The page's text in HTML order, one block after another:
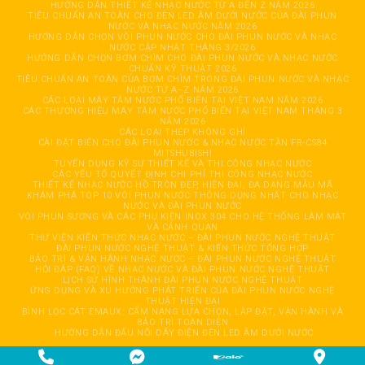
HƯỚNG DẪN THIẾT KẾ NHẠC NƯỚC TỪ A ĐẾN Z NĂM 2026
TIÊU CHUẨN AN TOÀN CHO ĐÈN LED ÂM DƯỚI NƯỚC CỦA ĐÀI PHUN
NƯỚC VÀ NHẠC NƯỚC NĂM 2026
HƯỚNG DẪN CHỌN VÒI PHUN NƯỚC CHO ĐÀI PHUN NƯỚC VÀ NHẠC
NƯỚC CẬP NHẬT THÁNG 3/2026
HƯỚNG DẪN CHỌN BƠM CHÌM CHO ĐÀI PHUN NƯỚC VÀ NHẠC NƯỚC
CHUẨN KỸ THUẬT 2026
TIÊU CHUẨN AN TOÀN CỦA BƠM CHÌM TRONG ĐÀI PHUN NƯỚC VÀ NHẠC
NƯỚC TỪ A–Z NĂM 2026
CÁC LOẠI MÁY TĂM NƯỚC PHỔ BIẾN TẠI VIỆT NAM NĂM 2026
CÁC THƯƠNG HIỆU MÁY TĂM NƯỚC PHỔ BIẾN TẠI VIỆT NAM THÁNG 3
NĂM 2026
CÁC LOẠI THÉP KHÔNG GHỈ
CÀI ĐẶT BIẾN CHO ĐÀI PHUN NƯỚC & NHẠC NƯỚC TẦN FR-CS84
MITSHUBISHI
TUYỂN DỤNG KỸ SƯ THIẾT KẾ VÀ THI CÔNG NHẠC NƯỚC
CÁC YẾU TỐ QUYẾT ĐỊNH CHI PHÍ THI CÔNG NHẠC NƯỚC
THIẾT KẾ NHẠC NƯỚC HỒ TRÒN ĐẸP, HIỆN ĐẠI, ĐA DẠNG MẪU MÃ
KHÁM PHÁ TOP 10 VÒI PHUN NƯỚC THÔNG DỤNG NHẤT CHO NHẠC
NƯỚC VÀ ĐÀI PHUN NƯỚC
VÒI PHUN SƯƠNG VÀ CÁC PHỤ KIỆN INOX 304 CHO HỆ THỐNG LÀM MÁT
VÀ CẢNH QUAN
THƯ VIỆN KIẾN THỨC NHẠC NƯỚC – ĐÀI PHUN NƯỚC NGHỆ THUẬT
ĐÀI PHUN NƯỚC NGHỆ THUẬT & KIẾN THỨC TỔNG HỢP
BẢO TRÌ & VẬN HÀNH NHẠC NƯỚC – ĐÀI PHUN NƯỚC NGHỆ THUẬT
HỎI ĐÁP (FAQ) VỀ NHẠC NƯỚC VÀ ĐÀI PHUN NƯỚC NGHỆ THUẬT
LỊCH SỬ HÌNH THÀNH ĐÀI PHUN NƯỚC NGHỆ THUẬT
ỨNG DỤNG VÀ XU HƯỚNG PHÁT TRIỂN CỦA ĐÀI PHUN NƯỚC NGHỆ
THUẬT HIỆN ĐẠI
BÌNH LỌC CÁT EMAUX: CẨM NANG LỰA CHỌN, LẮP ĐẶT, VẬN HÀNH VÀ
BẢO TRÌ TOÀN DIỆN
HƯỚNG DẪN ĐẤU NỐI DÂY ĐIỆN ĐÈN LED ÂM DƯỚI NƯỚC
Copyright 2026 © CÔNG TY TNHH TỰ ĐỘNG HOÁ GIẢI TRÍ HẢI ĐĂNG. All